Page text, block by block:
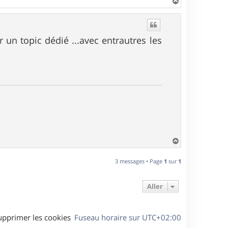
a
topic dédié ...avec entrautres les
a
t
3 messages • Page 1 sur 1
Aller
Fuseau horaire sur UTC+02:00
les cookies